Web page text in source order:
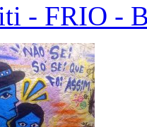
- FRIO -